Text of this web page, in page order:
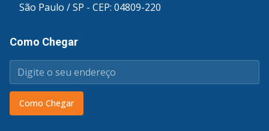
São Paulo / SP - CEP: 04809-220
Como Chegar
Como Chegar